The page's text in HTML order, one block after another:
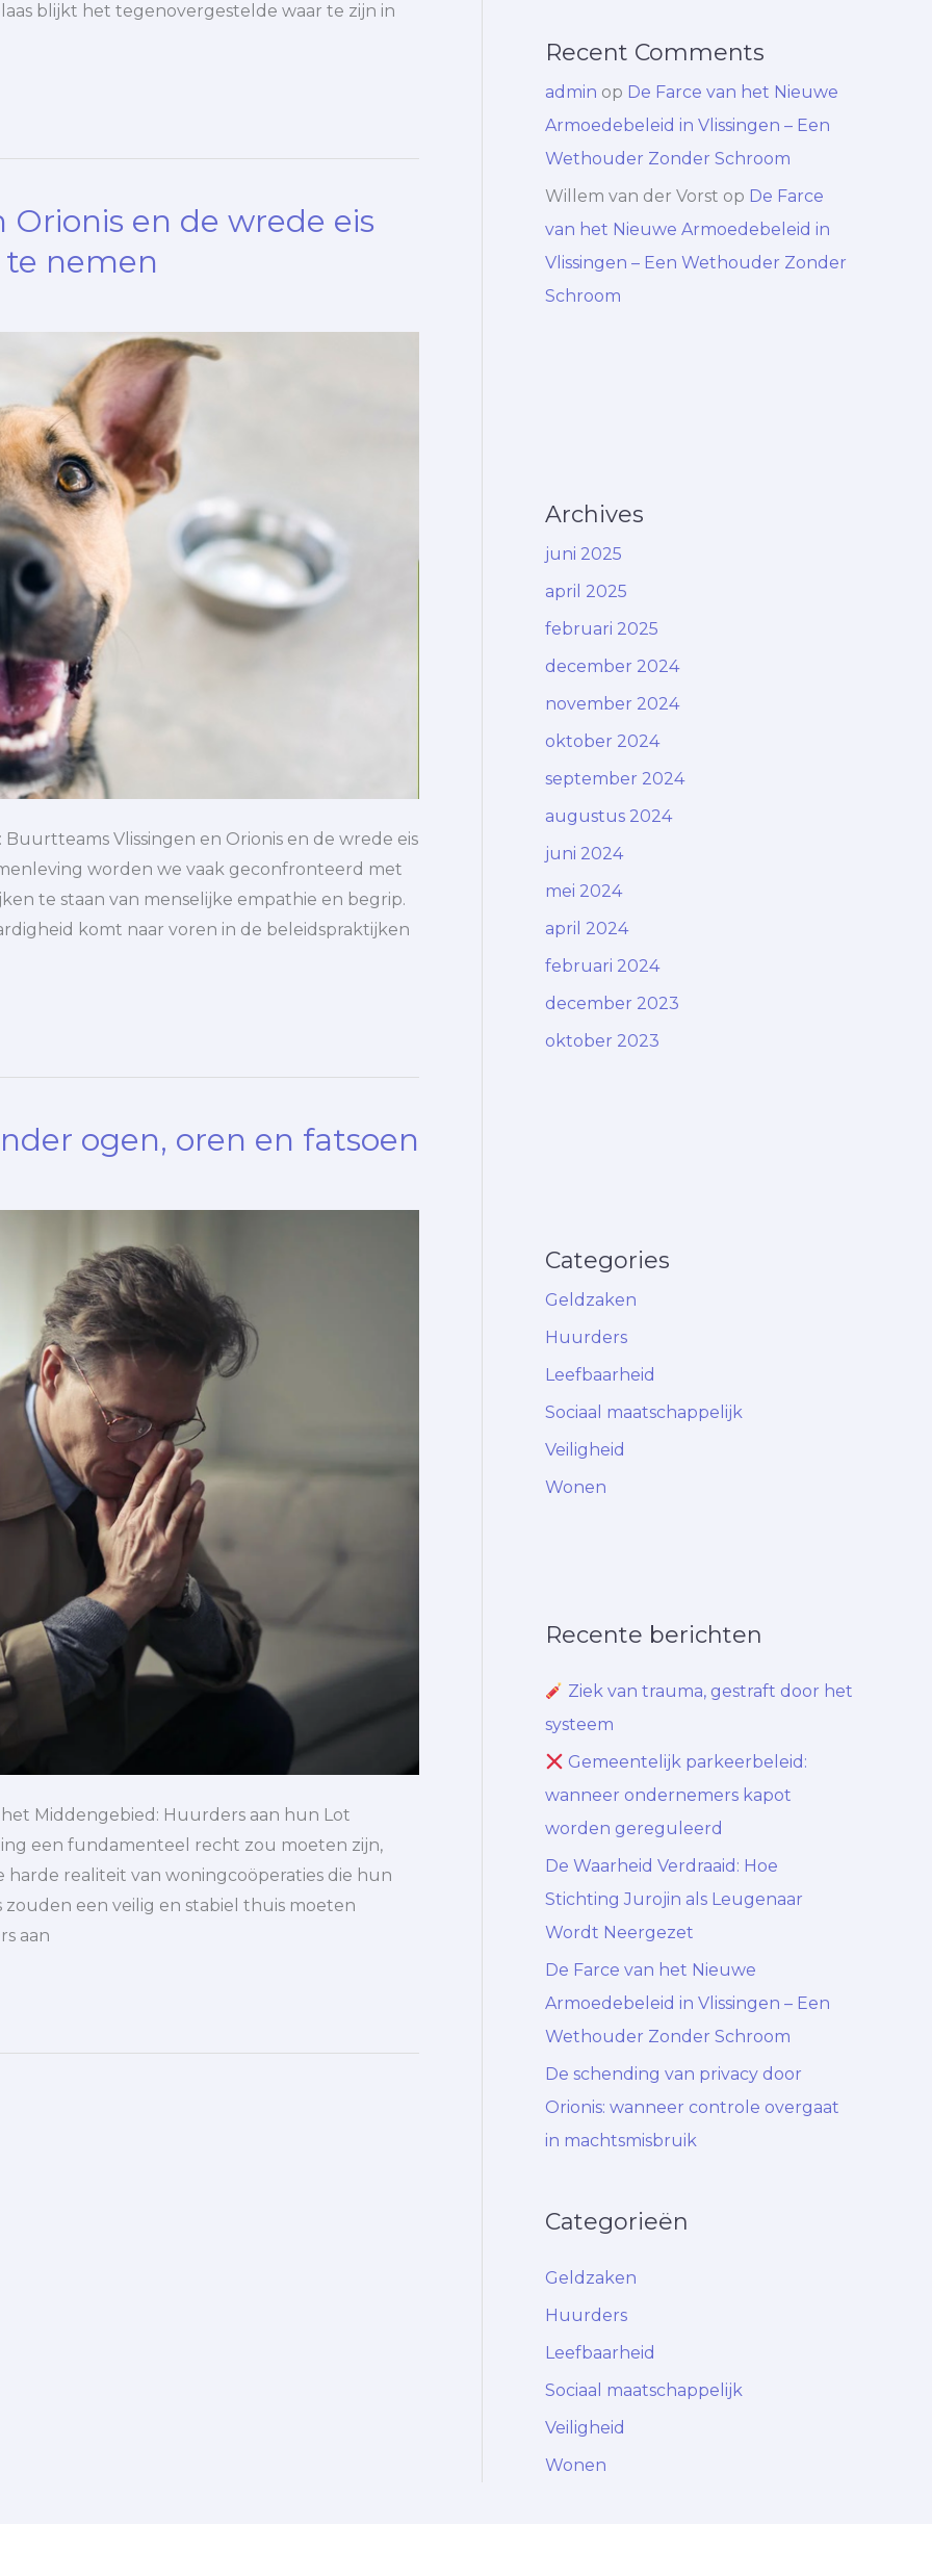
blijkt het tegenovergestelde waar te zijn in
en de wrede eis
nemen
Vlissingen en Orionis en de wrede eis
worden we vaak geconfronteerd met
te staan van menselijke empathie en begrip.
komt naar voren in de beleidspraktijken
ogen, oren en fatsoen
Middengebied: Huurders aan hun Lot
een fundamenteel recht zou moeten zijn,
realiteit van woningcoöperaties die hun
een veilig en stabiel thuis moeten
aan
Recent Comments
admin op De Farce van het Nieuwe
Armoedebeleid in Vlissingen – Een
Wethouder Zonder Schroom
Willem van der Vorst op De Farce
van het Nieuwe Armoedebeleid in
Vlissingen – Een Wethouder Zonder
Schroom
Archives
juni 2025
april 2025
februari 2025
december 2024
november 2024
oktober 2024
september 2024
augustus 2024
juni 2024
mei 2024
april 2024
februari 2024
december 2023
oktober 2023
Categories
Geldzaken
Huurders
Leefbaarheid
Sociaal maatschappelijk
Veiligheid
Wonen
Recente berichten
Ziek van trauma, gestraft door het
systeem
Gemeentelijk parkeerbeleid:
wanneer ondernemers kapot
worden gereguleerd
De Waarheid Verdraaid: Hoe
Stichting Jurojin als Leugenaar
Wordt Neergezet
De Farce van het Nieuwe
Armoedebeleid in Vlissingen – Een
Wethouder Zonder Schroom
De schending van privacy door
Orionis: wanneer controle overgaat
in machtsmisbruik
Categorieën
Geldzaken
Huurders
Leefbaarheid
Sociaal maatschappelijk
Veiligheid
Wonen